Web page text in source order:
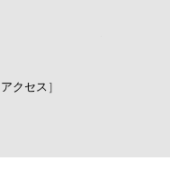
アクセス ］